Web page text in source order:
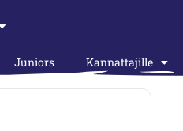
Juniors Kannattajille